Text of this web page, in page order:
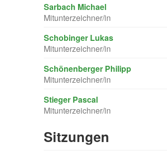
Sarbach Michael
Mitunterzeichner/in
Schobinger Lukas
Mitunterzeichner/in
Schönenberger Philipp
Mitunterzeichner/in
Stieger Pascal
Mitunterzeichner/in
Sitzungen